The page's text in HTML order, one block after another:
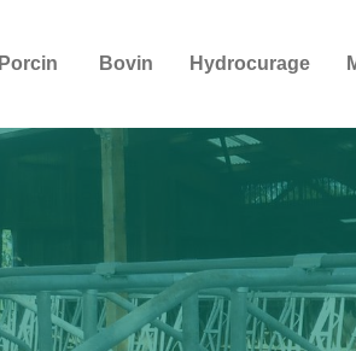
Porcin Bovin Hydrocurage